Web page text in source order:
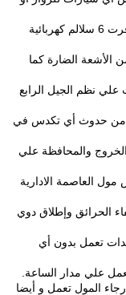
4 مصاعد تتميز بالواجهات البانورامية كما وفرت 6 سلالم كهربائية
الضارة كما
الجيل الرابع
حدوث أي تكدس في
والمحافظة علي
الادارية
وإطلاق دوي
بدون أي
مدار الساعة.
تعمل و أيضا